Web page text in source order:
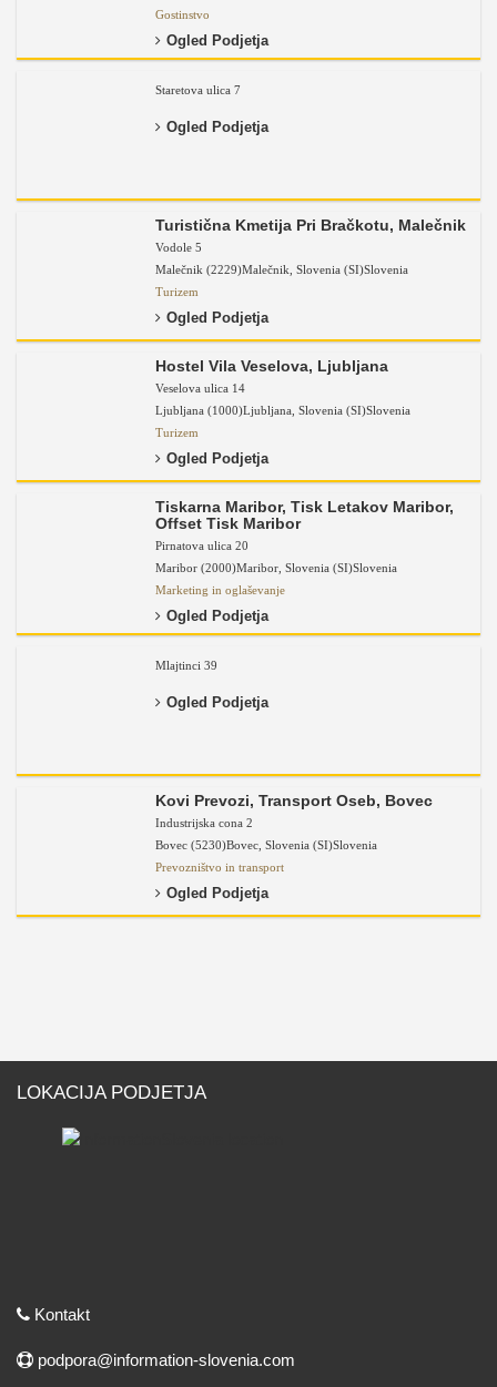
Gostinstvo
Ogled Podjetja
Staretova ulica 7
Ogled Podjetja
Turistična Kmetija Pri Bračkotu, Malečnik
Vodole 5
Malečnik (2229)Malečnik Slovenia (SI)Slovenia
Turizem
Ogled Podjetja
Hostel Vila Veselova, Ljubljana
Veselova ulica 14
Ljubljana (1000)Ljubljana Slovenia (SI)Slovenia
Turizem
Ogled Podjetja
Tiskarna Maribor, Tisk Letakov Maribor,
Offset Tisk Maribor
Pirnatova ulica 20
Maribor (2000)Maribor Slovenia (SI)Slovenia
Marketing in oglaševanje
Ogled Podjetja
Mlajtinci 39
Ogled Podjetja
Kovi Prevozi, Transport Oseb, Bovec
Industrijska cona 2
Bovec (5230)Bovec Slovenia (SI)Slovenia
Prevozništvo in transport
Ogled Podjetja
LOKACIJA PODJETJA
Kontakt
podpora@information-slovenia.com